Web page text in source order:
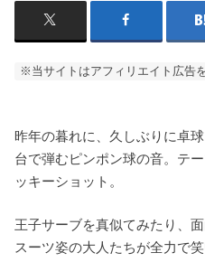
※当サイトはアフィリエイト広告
昨年の暮れに、久しぶりに卓
台で弾むピンポン球の音。テ
ッキーショット。
王子サーブを真似てみたり、
スーツ姿の大人たちが全力で